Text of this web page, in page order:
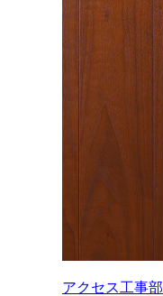
アクセス工事部